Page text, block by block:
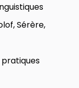
Sérère,
pratiques